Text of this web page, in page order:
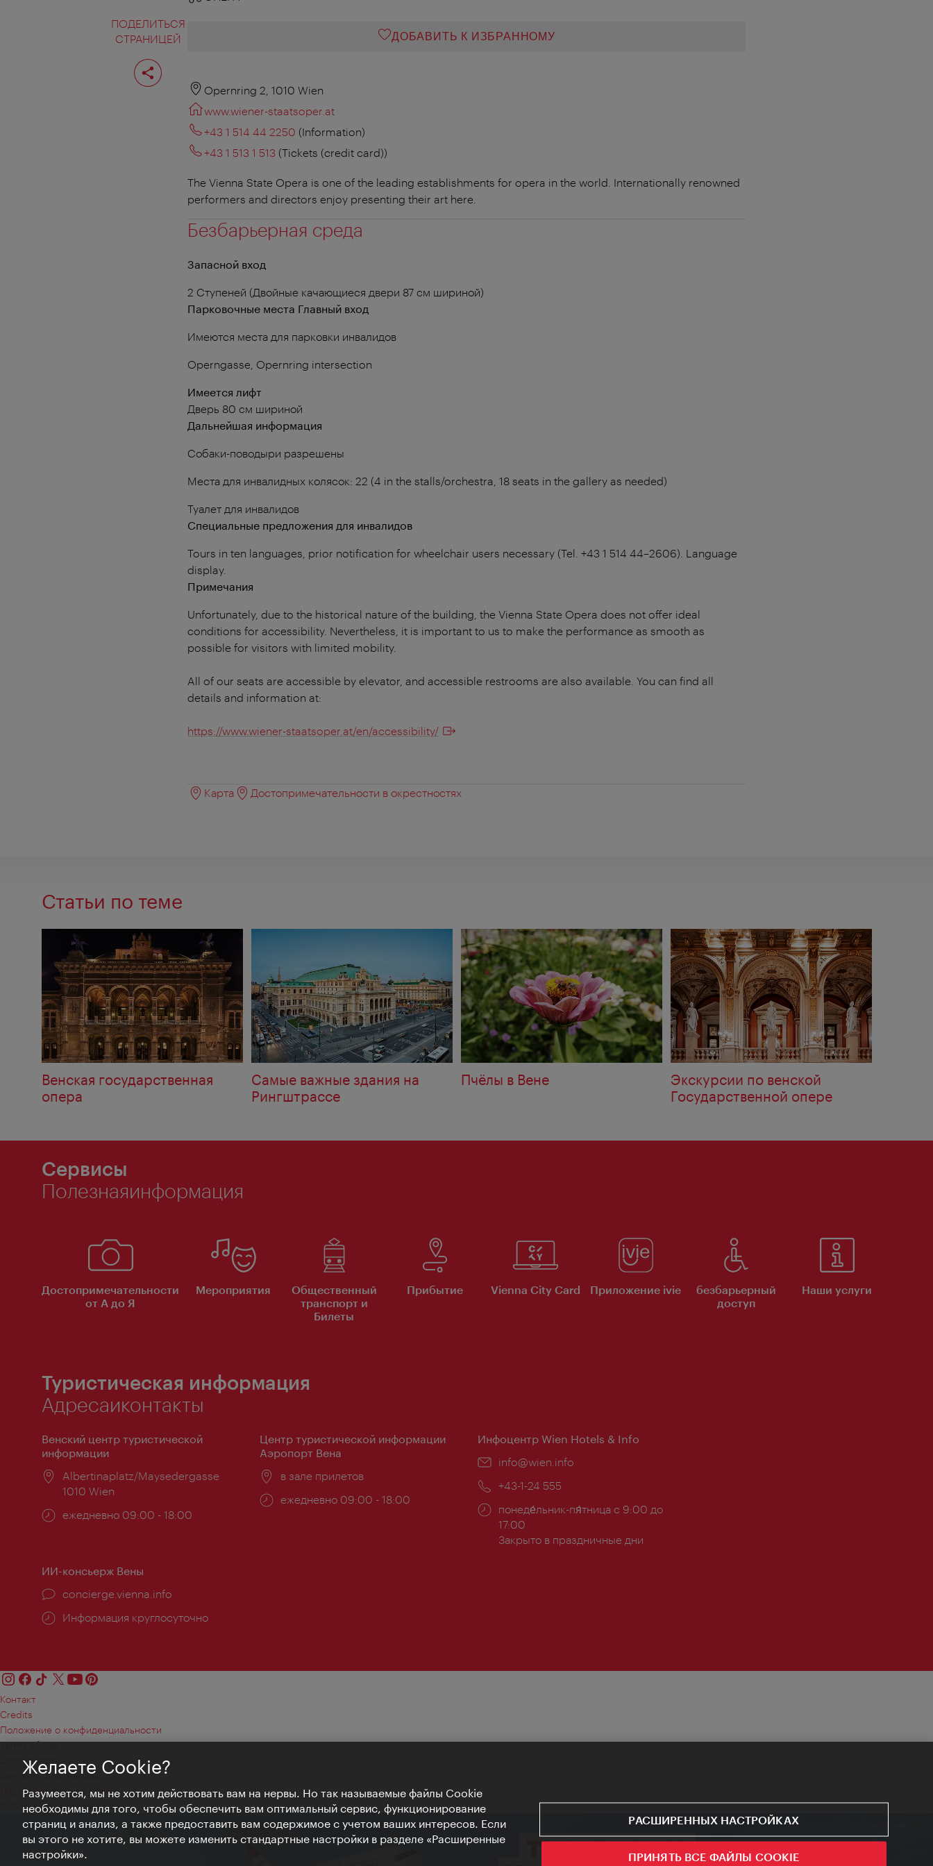
ПОДЕЛИТЬСЯ
СТРАНИЦЕЙ
Поделиться
страницей
ДОБАВИТЬ К ИЗБРАННОМУ
Opernring 2, 1010 Wien
www.wiener-staatsoper.at
+43 1 514 44 2250 (Information)
+43 1 513 1 513 (Tickets (credit card))
The Vienna State Opera is one of the leading establishments for opera in the world. Internationally renowned
performers and directors enjoy presenting their art here.
Безбарьерная среда
Запасной вход
2 Ступеней (Двойные качающиеся двери 87 см шириной)
Парковочные места Главный вход
Имеются места для парковки инвалидов
Operngasse, Opernring intersection
Имеется лифт
Дверь 80 см шириной
Дальнейшая информация
Собаки-поводыри разрешены
Места для инвалидных колясок: 22 (4 in the stalls/orchestra, 18 seats in the gallery as needed)
Туалет для инвалидов
Специальные предложения для инвалидов
Tours in ten languages, prior notification for wheelchair users necessary (Tel. +43 1 514 44–2606). Language
display.
Примечания
Unfortunately, due to the historical nature of the building, the Vienna State Opera does not offer ideal
conditions for accessibility. Nevertheless, it is important to us to make the performance as smooth as
possible for visitors with limited mobility.
All of our seats are accessible by elevator, and accessible restrooms are also available. You can find all
details and information at:
https://www.wiener-staatsoper.at/en/accessibility/
Карта Достопримечательности в окрестностях
Статьи по теме
Венская государственная
опера
Самые важные здания на
Рингштрассе
Пчёлы в Вене
Экскурсии по венской
Государственной опере
Сервисы
Полезнаяинформация
Достопримечательности
от А до Я
Мероприятия
Общественный
транспорт и
Билеты
Прибытие Vienna City Card Приложение ivie
безбарьерный
доступ
Наши услуги
Туристическая информация
Адресаиконтакты
Венский центр туристической
информации
Расположение:
Albertinaplatz/Maysedergasse
1010 Wien
Часы
ежедневно 09:00 - 18:00
Центр туристической информации
Аэропорт Вена
Расположение:
в зале прилетов
Часы
ежедневно 09:00 - 18:00
Инфоцентр Wien Hotels & Info
Эл.
info@wien.info
Телефон:
+43-1-24 555
Часы
работы:
понеде́льник-пя́тница с 9:00 до
17:00
Закрыто в праздничные дни
ИИ-консьерж Вены
concierge.vienna.info
Информация круглосуточно
Контакт
Credits
Положение о конфиденциальности
Terms of Use
Доступность
Контакты для прессы
Настройки файлов Cookie
© Copyright WienTourismus
Желаете Cookie?
Разумеется, мы не хотим действовать вам на нервы. Но так называемые файлы Cookie
необходимы для того, чтобы обеспечить вам оптимальный сервис, функционирование
страниц и анализ, а также предоставить вам содержимое с учетом ваших интересов. Если
вы этого не хотите, вы можете изменить стандартные настройки в разделе «Расширенные
настройки».
РАСШИРЕННЫХ НАСТРОЙКАХ
ПРИНЯТЬ ВСЕ ФАЙЛЫ COOKIE